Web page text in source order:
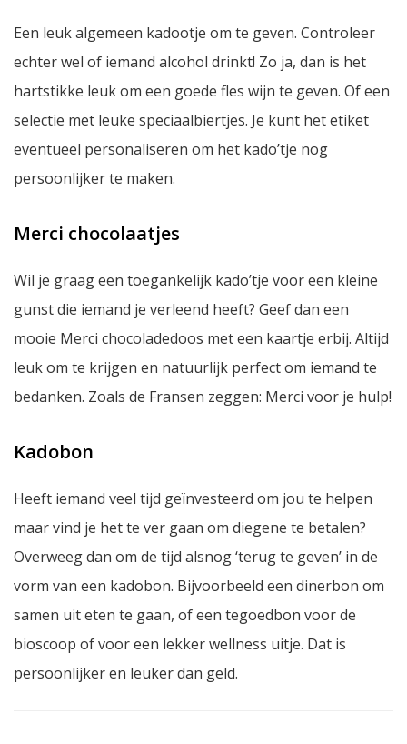
Een leuk algemeen kadootje om te geven. Controleer
echter wel of iemand alcohol drinkt! Zo ja, dan is het
hartstikke leuk om een goede fles wijn te geven. Of een
selectie met leuke speciaalbiertjes. Je kunt het etiket
eventueel personaliseren om het kado’tje nog
persoonlijker te maken.
Merci chocolaatjes
Wil je graag een toegankelijk kado’tje voor een kleine
gunst die iemand je verleend heeft? Geef dan een
mooie Merci chocoladedoos met een kaartje erbij. Altijd
leuk om te krijgen en natuurlijk perfect om iemand te
bedanken. Zoals de Fransen zeggen: Merci voor je hulp!
Kadobon
Heeft iemand veel tijd geïnvesteerd om jou te helpen
maar vind je het te ver gaan om diegene te betalen?
Overweeg dan om de tijd alsnog ‘terug te geven’ in de
vorm van een kadobon. Bijvoorbeeld een dinerbon om
samen uit eten te gaan, of een tegoedbon voor de
bioscoop of voor een lekker wellness uitje. Dat is
persoonlijker en leuker dan geld.